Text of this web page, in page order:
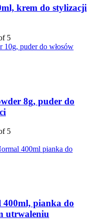
krem do stylizacji
5
8g, puder do
5
400ml, pianka do
utrwaleniu